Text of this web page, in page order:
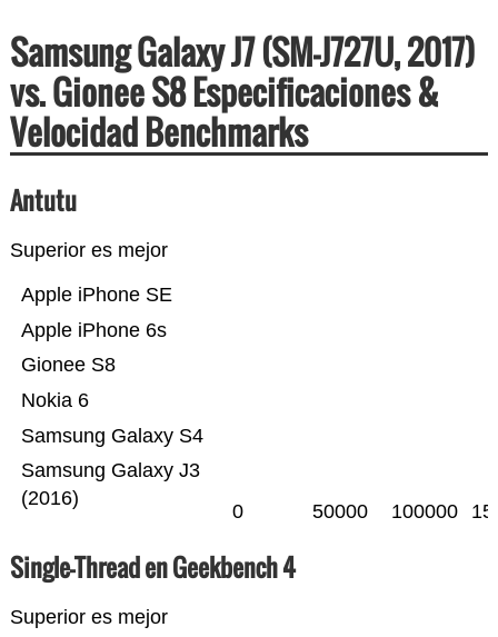
Samsung Galaxy J7 (SM-J727U, 2017)
vs. Gionee S8 Especificaciones &
Velocidad Benchmarks
Antutu
Superior es mejor
Samsung Galaxy J3
(2016)
Samsung Galaxy S4
Nokia 6
Gionee S8
Apple iPhone 6s
Apple iPhone SE
0 50000 100000
Single-Thread en Geekbench 4
Superior es mejor